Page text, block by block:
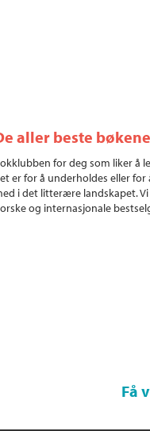
aller beste bøkene
for deg som liker å
er for å underholdes eller for
i det litterære landskapet.
og internasjonale
Få